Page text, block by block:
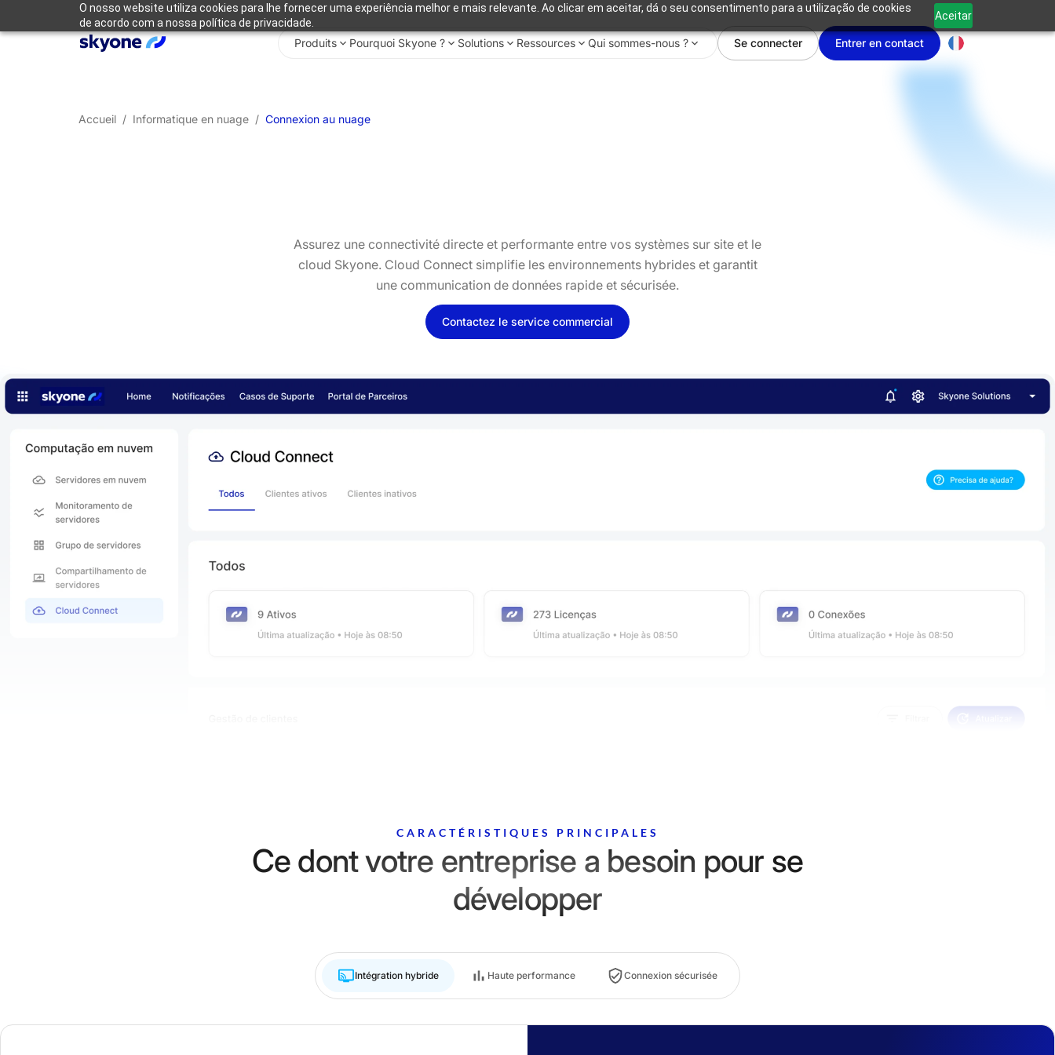
O nosso website utiliza cookies para lhe fornecer uma experiência melhor e mais relevante. Ao clicar em aceitar, dá o seu consentimento para a utilização de cookies
de acordo com a nossa política de privacidade.
Aceitar
Produits Pourquoi Skyone ? Solutions Ressources Qui sommes-nous ? Se connecter Entrer en contact
Accueil / Informatique en nuage / Connexion au nuage
Assurez une connectivité directe et performante entre vos systèmes sur site et le
cloud Skyone. Cloud Connect simplifie les environnements hybrides et garantit
une communication de données rapide et sécurisée.
Contactez le service commercial
CARACTÉRISTIQUES PRINCIPALES
Ce dont votre entreprise a besoin pour se
développer
Intégration hybride Haute performance Connexion sécurisée